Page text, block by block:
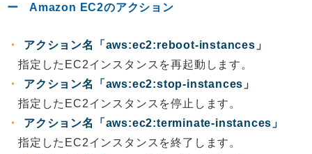
Amazon EC2のアクション
アクション名「aws:ec2:reboot-instances」
指定したEC2インスタンスを再起動します。
アクション名「aws:ec2:stop-instances」
指定したEC2インスタンスを停止します。
アクション名「aws:ec2:terminate-instances」
指定したEC2インスタンスを終了します。